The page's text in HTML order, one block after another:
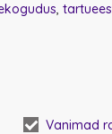
Vanimad